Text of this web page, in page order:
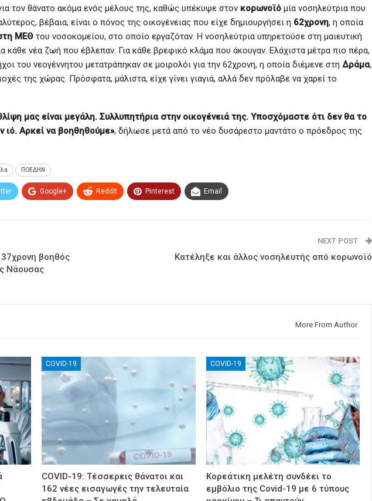
τον θάνατο ακόμα ενός μέλους της, καθώς υπέκυψε στον κορωνοϊό μία νοσηλεύτρια που
βέβαια, είναι ο πόνος της οικογένειας που είχε δημιουργήσει η 62χρονη, η οποία
ΜΕΘ του νοσοκομείου, στο οποίο εργαζόταν. Η νοσηλεύτρια υπηρετούσε στη μαιευτική
κάθε νέα ζωή που έβλεπαν. Για κάθε βρεφικό κλάμα που άκουγαν. Ελάχιστα μέτρα πιο πέρα,
του νεογέννητου μετατράπηκαν σε μοιρολόι για την 62χρονη, η οποία διέμενε στη Δράμα,
της χώρας. Πρόσφατα, μάλιστα, είχε γίνει γιαγιά, αλλά δεν πρόλαβε να χαρεί το
μας είναι μεγάλη. Συλλυπητήρια στην οικογένειά της. Υποσχόμαστε ότι δεν θα το
ιό. Αρκεί να βοηθηθούμε», δήλωσε μετά από το νέο δυσάρεστο μαντάτο ο πρόεδρος της
ΠΟΕΔΗΝ
Google+ ReddIt Pinterest Email
βοηθός
Νάουσας
NEXT POST
Κατέληξε και άλλος νοσηλευτής από κορωνοϊό
More From Author
COVID-19
COVID-19: Τέσσερεις θάνατοι και
162 νέες εισαγωγές την τελευταία
COVID-19
Κορεάτικη μελέτη συνδέει το
εμβόλιο της Covid-19 με 6 τύπους